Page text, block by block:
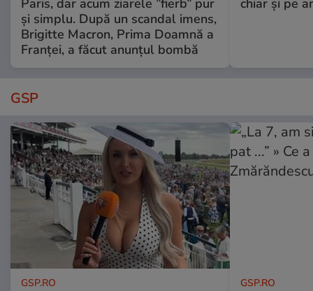
și simplu. După un scandal imens,
Brigitte Macron, Prima Doamnă a
Franței, a făcut anunțul bombă
GSP
GSP.RO GSP.RO